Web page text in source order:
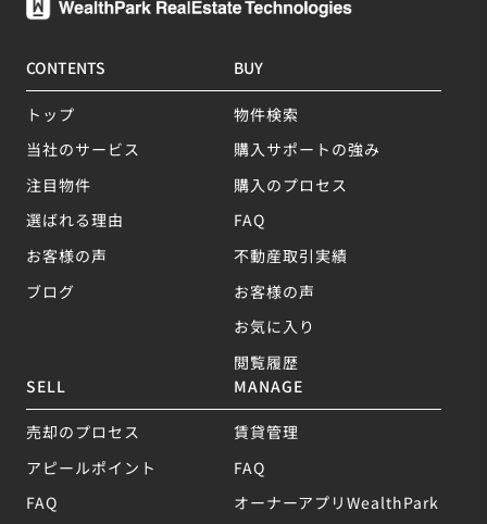
CONTENTS
トップ
当社のサービス
注目物件
選ばれる理由
お客様の声
ブログ
BUY
物件検索
購入サポートの強み
購入のプロセス
FAQ
不動産取引実績
お客様の声
お気に入り
閲覧履歴
SELL
売却のプロセス
アピールポイント
FAQ
MANAGE
賃貸管理
FAQ
オーナーアプリWealthPark